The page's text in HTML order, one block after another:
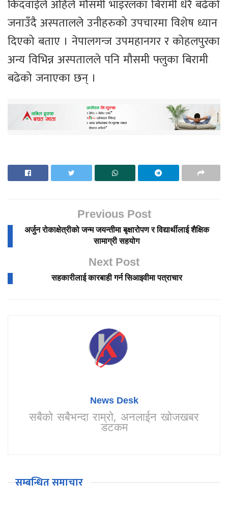
किदवाईले अहिले मौसमी भाइरलका बिरामी धेरै बढेको
जनाउँदै अस्पतालले उनीहरुको उपचारमा विशेष ध्यान
दिएको बताए । नेपालगन्ज उपमहानगर र कोहलपुरका
अन्य विभिन्न अस्पतालले पनि मौसमी फ्लुका बिरामी
बढेको जनाएका छन् ।
Previous Post
अर्जुन रोकाक्षेत्रीको जन्म जयन्तीमा बृक्षारोपण र विद्यार्थीलाई शैक्षिक
सामाग्री सहयोग
Next Post
सहकारीलाई कारबाही गर्न सिआइवीमा पत्राचार
News Desk
सबैको सबैभन्दा राम्रो, अनलाईन खोजखबर
डटकम
सम्बन्धित समाचार